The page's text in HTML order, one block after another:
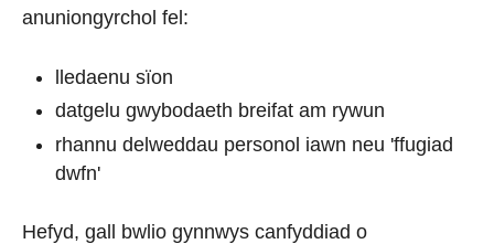
anuniongyrchol fel:
lledaenu sïon
datgelu gwybodaeth breifat am rywun
rhannu delweddau personol iawn neu 'ffugiad
dwfn'
Hefyd, gall bwlio gynnwys canfyddiad o